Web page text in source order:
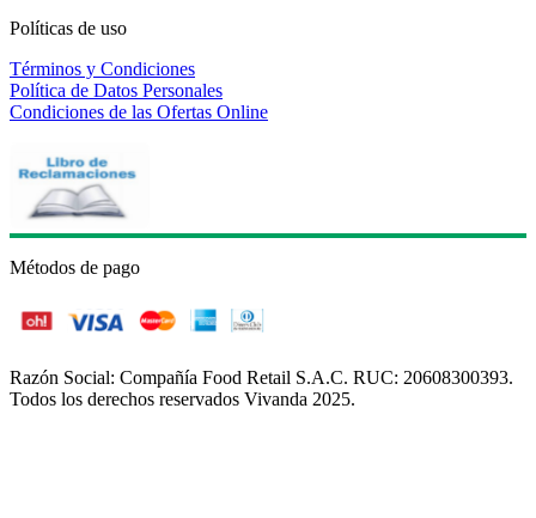
Políticas de uso
Términos y Condiciones
Política de Datos Personales
Condiciones de las Ofertas Online
Métodos de pago
Razón Social: Compañía Food Retail S.A.C. RUC: 20608300393.
Todos los derechos reservados Vivanda 2025.